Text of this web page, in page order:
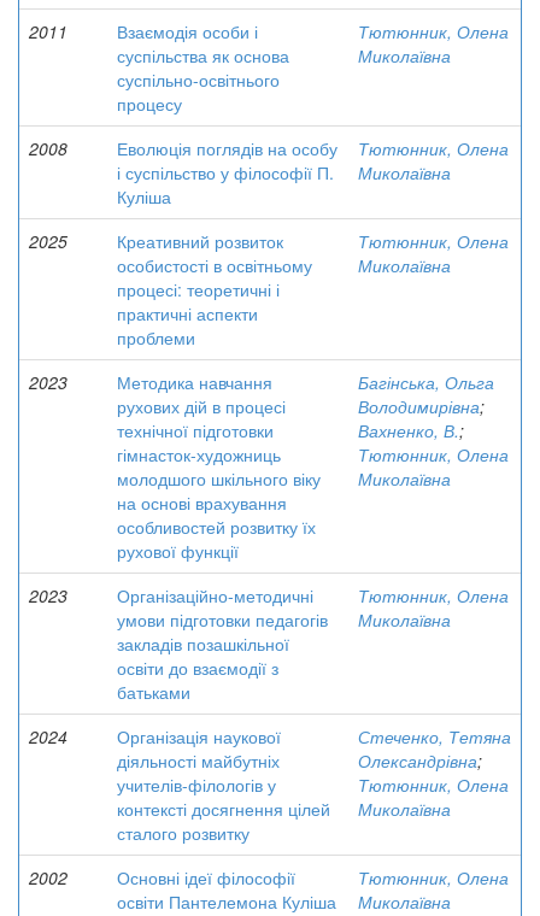
2011
Взаємодія особи і
суспільства як основа
суспільно-освітнього
процесу
Тютюнник, Олена
Миколаївна
2008
Еволюція поглядів на особу
і суспільство у філософії П.
Куліша
Тютюнник, Олена
Миколаївна
2025
Креативний розвиток
особистості в освітньому
процесі: теоретичні і
практичні аспекти
проблеми
Тютюнник, Олена
Миколаївна
2023
Методика навчання
рухових дій в процесі
технічної підготовки
гімнасток-художниць
молодшого шкільного віку
на основі врахування
особливостей розвитку їх
рухової функції
Багінська, Ольга
Володимирівна;
Вахненко, В.;
Тютюнник, Олена
Миколаївна
2023
Організаційно-методичні
умови підготовки педагогів
закладів позашкільної
освіти до взаємодії з
батьками
Тютюнник, Олена
Миколаївна
2024
Організація наукової
діяльності майбутніх
учителів-філологів у
контексті досягнення цілей
сталого розвитку
Стеченко, Тетяна
Олександрівна;
Тютюнник, Олена
Миколаївна
2002
Основні ідеї філософії
освіти Пантелемона Куліша
Тютюнник, Олена
Миколаївна